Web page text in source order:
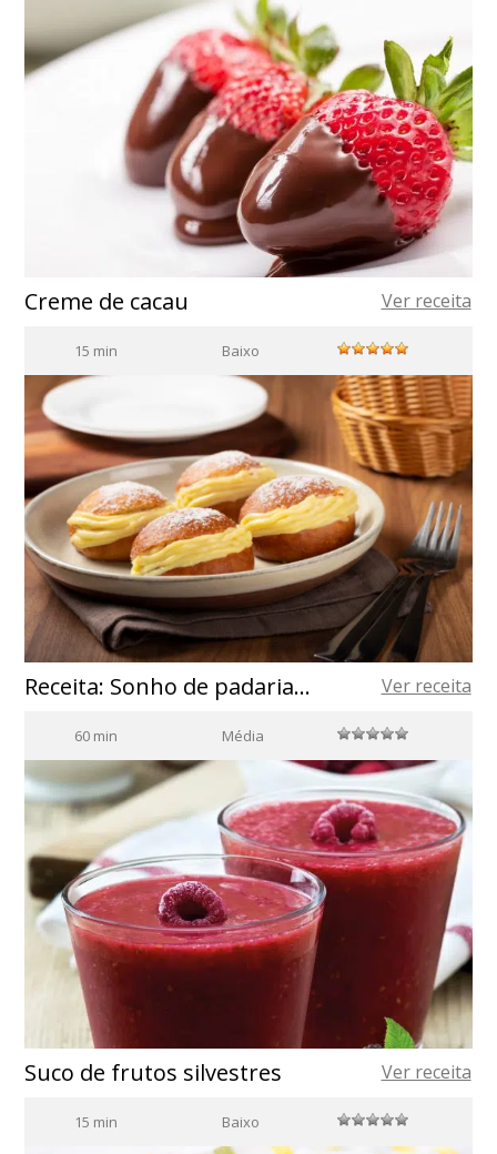
Creme de cacau Ver receita
15 min Baixo
Receita: Sonho de padaria com azeite de oliva espanhol Ver receita
60 min Média
Suco de frutos silvestres Ver receita
15 min Baixo